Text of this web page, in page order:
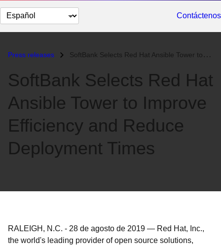
Cambiar
el
Contáctenos
Press releases SoftBank Selects Red Hat Ansible Tower to Improve Efficiency and Reduc...
SoftBank Selects Red Hat
Ansible Tower to Improve
Efficiency and Reduce
Deployment Times
RALEIGH, N.C. - 28 de agosto de 2019 — Red Hat, Inc.,
the world's leading provider of open source solutions,